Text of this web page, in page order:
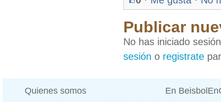
Publicar
No has iniciado
sesión o registrate
Quienes somos En